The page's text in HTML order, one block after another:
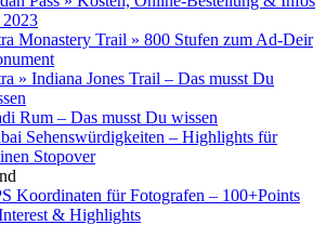
Monastery Trail » 800 Stufen zum Ad-Deir
» Indiana Jones Trail – Das musst Du
Rum – Das musst Du wissen
Sehenswürdigkeiten – Highlights für
Stopover
Koordinaten für Fotografen – 100+Points
& Highlights